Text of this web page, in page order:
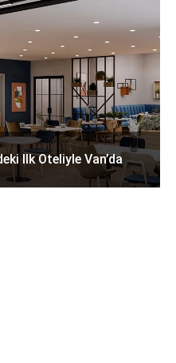
Ilk Oteliyle Van’da